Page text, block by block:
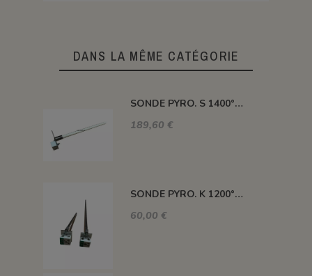
DANS LA MÊME CATÉGORIE
SONDE PYRO. S 1400° 250MM SANS TETE
189,60 €
SONDE PYRO. K 1200° 155MM SANS TETE
60,00 €